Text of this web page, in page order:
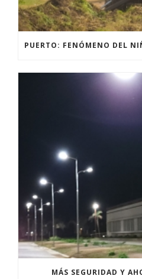
MÁS SEGURIDAD Y